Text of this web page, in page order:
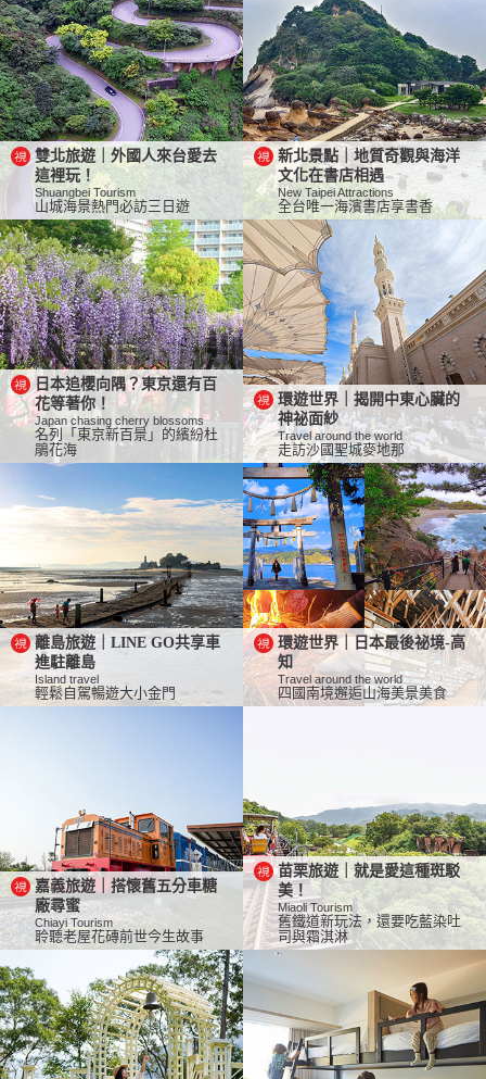
雙北旅遊｜外國人來台愛去
這裡玩！
Shuangbei Tourism
山城海景熱門必訪三日遊
新北景點｜地質奇觀與海洋
文化在書店相遇
New Taipei Attractions
全台唯一海濱書店享書香
日本追櫻向隅？東京還有百
花等著你！
Japan chasing cherry blossoms
名列「東京新百景」的繽紛杜
鵑花海
環遊世界｜揭開中東心臟的
神祕面紗
Travel around the world
走訪沙國聖城麥地那
離島旅遊｜LINE GO共享車
進駐離島
Island travel
輕鬆自駕暢遊大小金門
環遊世界｜日本最後祕境-高
知
Travel around the world
四國南境邂逅山海美景美食
嘉義旅遊｜搭懷舊五分車糖
廠尋蜜
Chiayi Tourism
聆聽老屋花磚前世今生故事
苗栗旅遊｜就是愛這種斑駁
美！
Miaoli Tourism
舊鐵道新玩法，還要吃藍染吐
司與霜淇淋